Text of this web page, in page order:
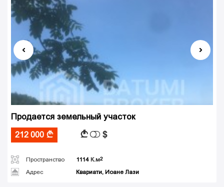
Продается земельный участок
212 000 A A $
Пространство 1114 К.м
Адрес
Квариати, Иоане Лази